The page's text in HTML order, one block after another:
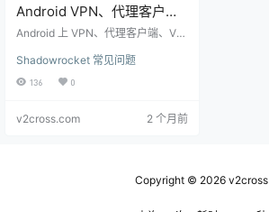
Android VPN、代理客户端
和 V2Ray 节点有什么区别？
Shadowrocket、Clash 或
VPN
Android 上 VPN、代理客户端、V2
t 经常被混用。本文用新手视角说明
它们的区别和选择方法。
Shadowrocket 常见问题
136 0
v2cross.com 2 个月前
Copyright © 2026 v2cross